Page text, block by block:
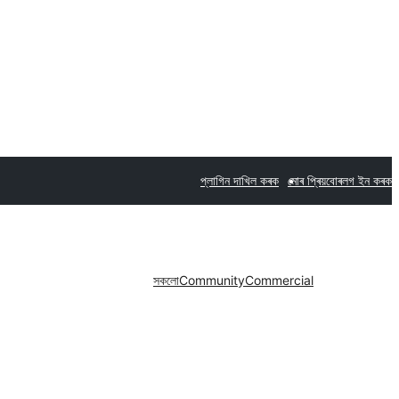
প্লাগিন দাখিল কৰক মোৰ প্ৰিয়বোৰলগ ইন কৰক
সকলোCommunityCommercial